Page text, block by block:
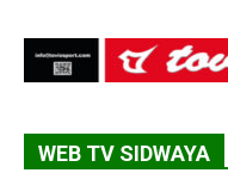
WEB TV SIDWAYA